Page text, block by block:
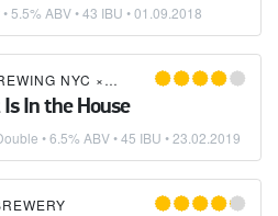
• 5.5% ABV • 43 IBU •01.09.2018
NYC × THREES BREWING×
In the House
• 6.5% ABV • 45 IBU •23.02.2019